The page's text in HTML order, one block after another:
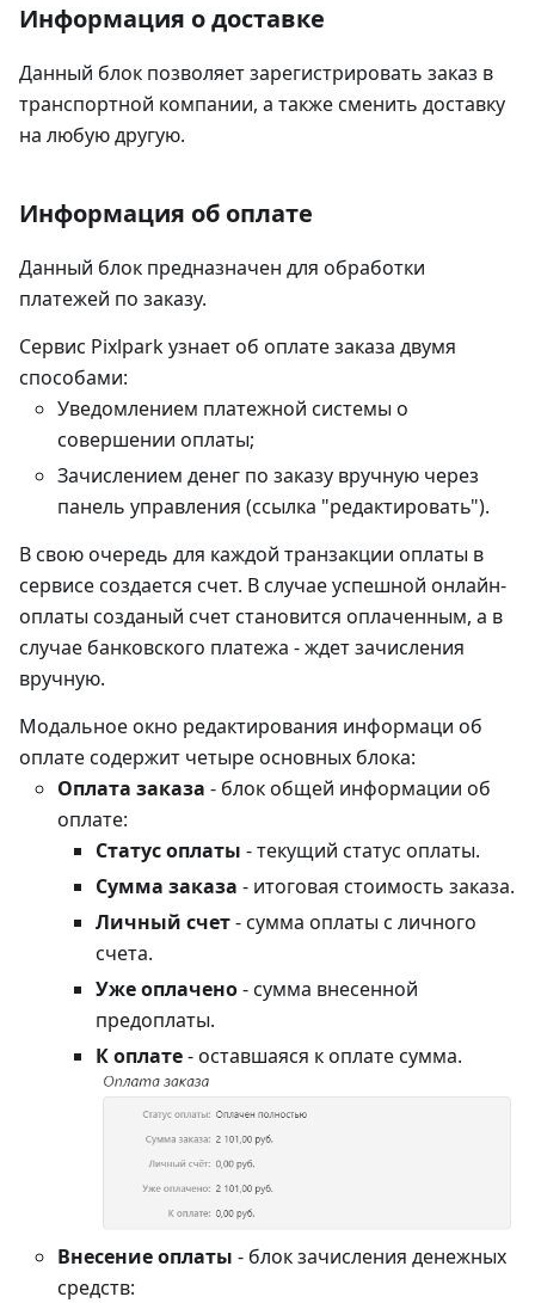
Информация о доставке
Данный блок позволяет зарегистрировать заказ в
транспортной компании, а также сменить доставку
на любую другую.
Информация об оплате
Данный блок предназначен для обработки
платежей по заказу.
Сервис Pixlpark узнает об оплате заказа двумя
способами:
Уведомлением платежной системы о
совершении оплаты;
Зачислением денег по заказу вручную через
панель управления (ссылка "редактировать").
В свою очередь для каждой транзакции оплаты в
сервисе создается счет. В случае успешной онлайн-
оплаты созданый счет становится оплаченным, а в
случае банковского платежа - ждет зачисления
вручную.
Модальное окно редактирования информаци об
оплате содержит четыре основных блока:
Оплата заказа - блок общей информации об
оплате:
Статус оплаты - текущий статус оплаты.
Сумма заказа - итоговая стоимость заказа.
Личный счет- сумма оплаты с личного
счета.
Уже оплачено- сумма внесенной
предоплаты.
К оплате- оставшаяся к оплате сумма.
Внесение оплаты - блок зачисления денежных
средств: